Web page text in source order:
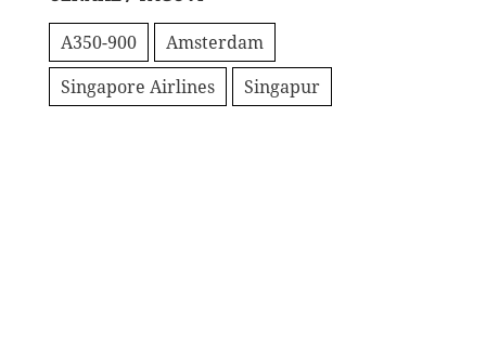
A350-900
Amsterdam
Singapore Airlines
Singapur